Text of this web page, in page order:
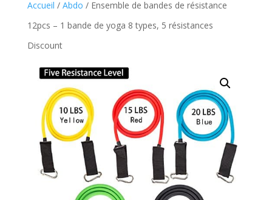
Accueil / Abdo / Ensemble de bandes de résistance
12pcs – 1 bande de yoga 8 types, 5 résistances
Discount